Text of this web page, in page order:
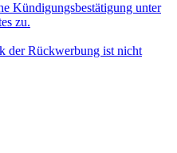
Kündigungsbestätigung unter
zu.
der Rückwerbung ist nicht